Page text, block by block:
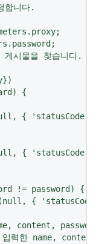
합니다.
시물을 찾습니다.
{
{
{
!= password) {
{
content,
력한 name,